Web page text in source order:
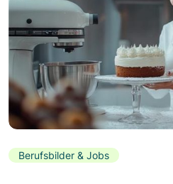
Berufsbilder & Jobs